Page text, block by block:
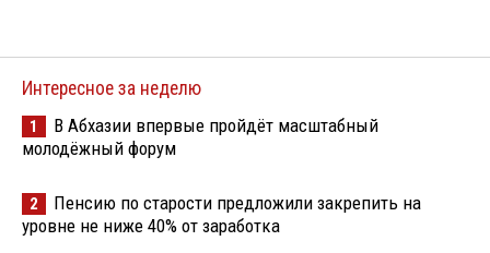
Интересное за неделю
1
В Абхазии впервые пройдёт масштабный
молодёжный форум
2
Пенсию по старости предложили закрепить на
уровне не ниже 40% от заработка